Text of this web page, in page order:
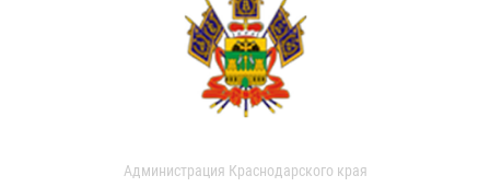
Администрация Краснодарского края